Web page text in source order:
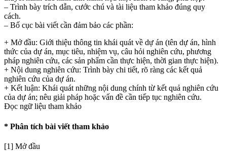
– Trình bày trích dẫn, cước chú và tài liệu tham khảo đúng quy
cách.
– Bố cục bài viết cần đảm bảo các phần:
+ Mở đầu: Giới thiệu thông tin khái quát về dự án (tên dự án, hình
thức của dự án, mục tiêu, nhiệm vụ, câu hỏi nghiên cứu, phương
pháp nghiên cứu, các sản phẩm cần thực hiện, thời gian thực hiện).
+ Nội dung nghiên cứu: Trình bày chi tiết, rõ ràng các kết quả
nghiên cứu của dự án.
+ Kết luận: Khái quát những nội dung chính từ kết quả nghiên cứu
của dự án; nêu giải pháp hoặc vấn đề cần tiếp tục nghiên cứu.
Đọc ngữ liệu tham khảo
* Phân tích bài viết tham khảo
[1] Mở đầu